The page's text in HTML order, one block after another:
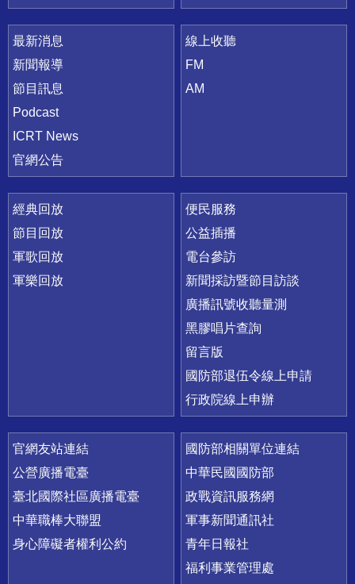
最新消息
新聞報導
節目訊息
Podcast
ICRT News
官網公告
線上收聽
FM
AM
經典回放
節目回放
軍歌回放
軍樂回放
便民服務
公益插播
電台參訪
新聞採訪暨節目訪談
廣播訊號收聽量測
黑膠唱片查詢
留言版
國防部退伍令線上申請
行政院線上申辦
官網友站連結
公營廣播電臺
臺北國際社區廣播電臺
中華職棒大聯盟
身心障礙者權利公約
國防部相關單位連結
中華民國國防部
政戰資訊服務網
軍事新聞通訊社
青年日報社
福利事業管理處